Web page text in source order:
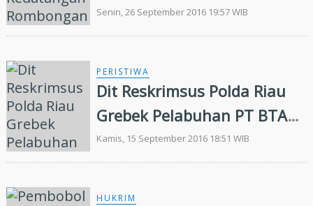
Jamaah Haji Siak di
Pelabuhan Buton
Senin, 26 September 2016 19:57 WIB
PERISTIWA
Dit Reskrimsus Polda Riau
Grebek Pelabuhan PT BTA
Pekanbaru
Kamis, 15 September 2016 18:51 WIB
HUKRIM